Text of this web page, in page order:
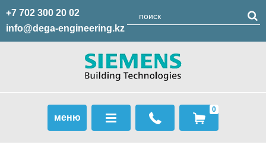
+7 702 300 20 02
info@dega-engineering.kz
меню
0